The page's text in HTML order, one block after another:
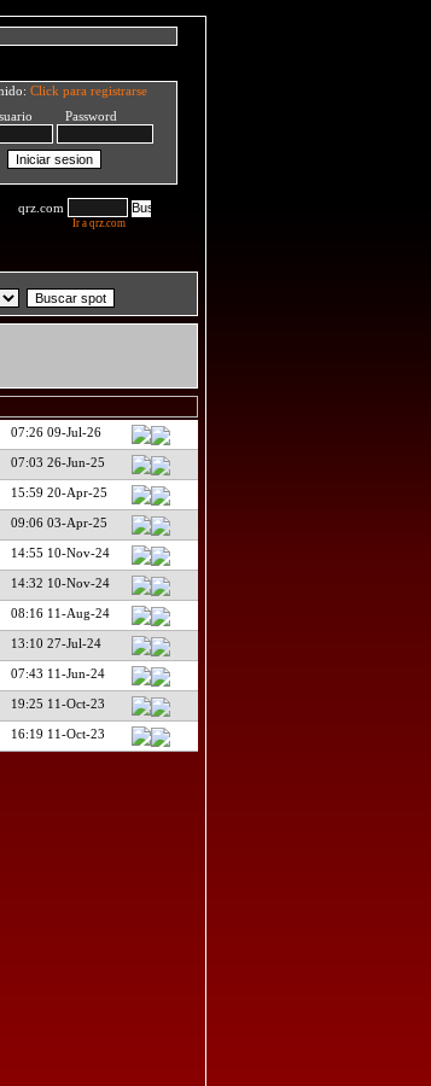
Click para registrarse
Password
qrz.com
Ir a qrz.com
07:26 09-Jul-26
07:03 26-Jun-25
15:59 20-Apr-25
09:06 03-Apr-25
14:55 10-Nov-24
14:32 10-Nov-24
08:16 11-Aug-24
13:10 27-Jul-24
07:43 11-Jun-24
19:25 11-Oct-23
16:19 11-Oct-23